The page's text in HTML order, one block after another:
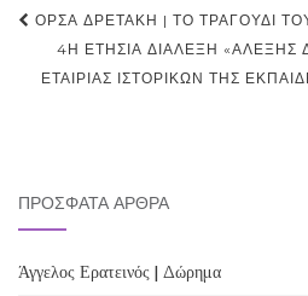
Post
navigation
ΌΡΣΑ ΔΡΕΤΆΚΗ | ΤΟ ΤΡΑΓΟΎΔΙ
4Η ΕΤΉΣΙΑ ΔΙΆΛΕΞΗ «ΑΛΈΞΗΣ
ΕΤΑΙΡΊΑΣ ΙΣΤΟΡΙΚΏΝ ΤΗΣ
ΠΡΌΣΦΑΤΑ ΆΡΘΡΑ
Άγγελος Ερατεινός | Δώρημα